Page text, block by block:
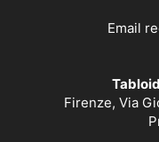
Email
Tabloid
Firenze, Via